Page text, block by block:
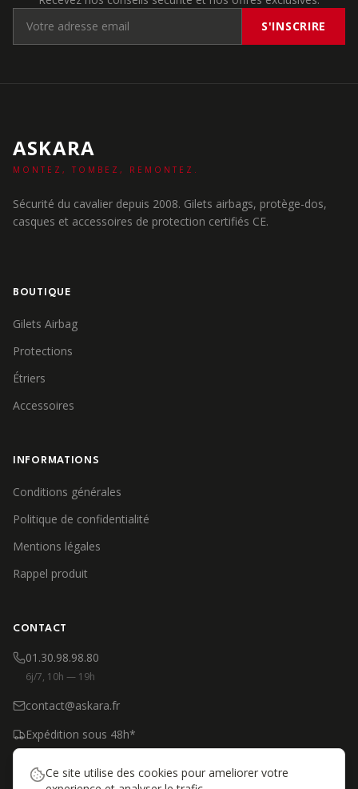
S'INSCRIRE
ASKARA
MONTEZ, TOMBEZ, REMONTEZ.
Sécurité du cavalier depuis 2008. Gilets airbags, protège-dos,
casques et accessoires de protection certifiés CE.
BOUTIQUE
Gilets Airbag
Protections
Étriers
Accessoires
INFORMATIONS
Conditions générales
Politique de confidentialité
Mentions légales
Rappel produit
CONTACT
01.30.98.98.80
6j/7, 10h — 19h
contact@askara.fr
Expédition sous 48h*
*Produits en stock, jours ouvrés
Ce site utilise des cookies pour ameliorer votre